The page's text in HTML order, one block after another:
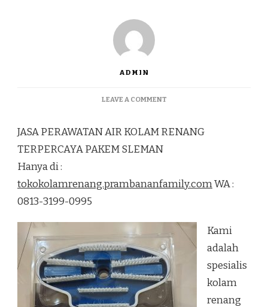
ADMIN
LEAVE A COMMENTON
AIR
PAKEM
SLEMAN
JASA PERAWATAN AIR KOLAM RENANG
TERPERCAYA PAKEM SLEMAN
Hanya di :
tokokolamrenang.prambananfamily.comWA :
0813-3199-0995
Kami
adalah
spesialis
kolam
renang